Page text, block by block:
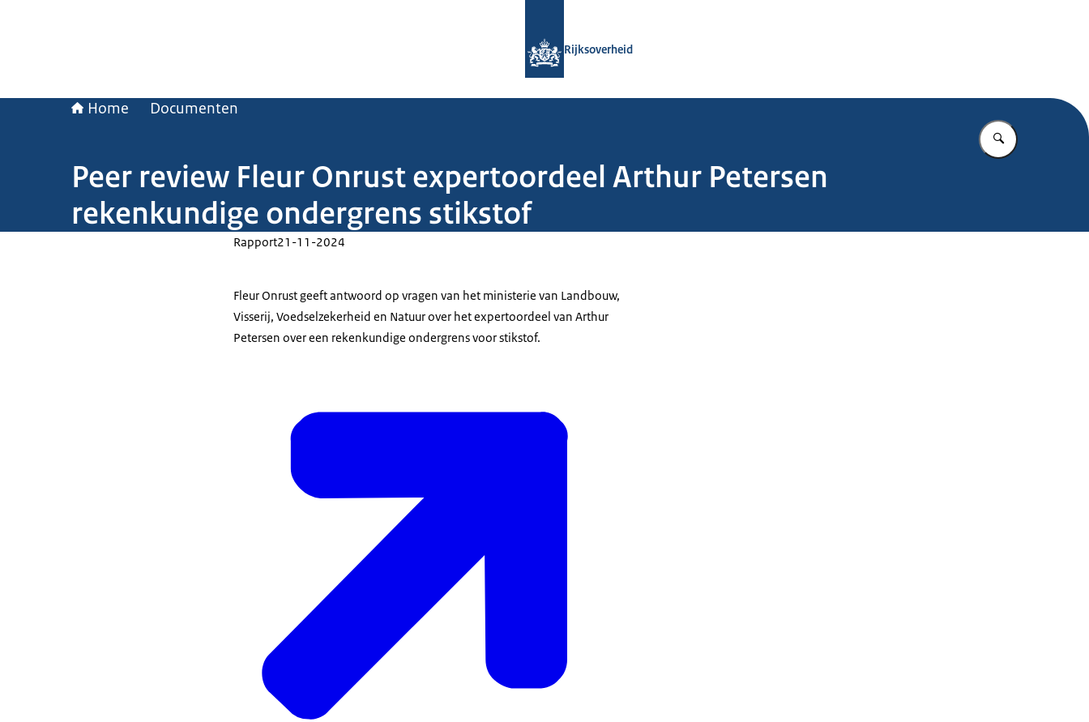
Rijksoverheid
Home Documenten
Vul in wat u
Peer review Fleur Onrust expertoordeel Arthur Petersen
rekenkundige ondergrens stikstof
Rapport21-11-2024
Fleur Onrust geeft antwoord op vragen van het ministerie van Landbouw,
Visserij, Voedselzekerheid en Natuur over het expertoordeel van Arthur
Petersen over een rekenkundige ondergrens voor stikstof.